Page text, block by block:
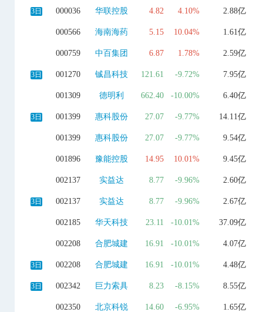
3日 000036 华联控股 4.82 4.10% 2.88亿
000566 海南海药 5.15 10.04% 1.61亿
000759 中百集团 6.87 1.78% 2.59亿
3日 001270 铖昌科技 121.61 -9.72% 7.95亿
001309 德明利 662.40 -10.00% 6.40亿
3日 001399 惠科股份 27.07 -9.77% 14.11亿
001399 惠科股份 27.07 -9.77% 9.54亿
001896 豫能控股 14.95 10.01% 9.45亿
002137 实益达 8.77 -9.96% 2.60亿
3日 002137 实益达 8.77 -9.96% 2.67亿
002185 华天科技 23.11 -10.01% 37.09亿
002208 合肥城建 16.91 -10.01% 4.07亿
3日 002208 合肥城建 16.91 -10.01% 4.48亿
3日 002342 巨力索具 8.23 -8.15% 8.55亿
002350 北京科锐 14.60 -6.95% 1.65亿